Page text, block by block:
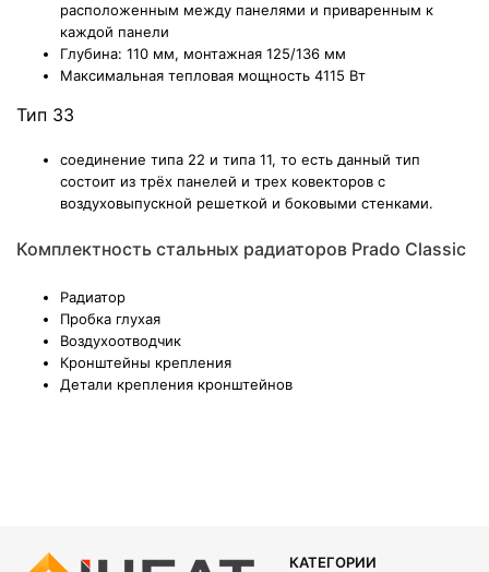
расположенным между панелями и приваренным к
каждой панели
Глубина: 110 мм, монтажная 125/136 мм
Максимальная тепловая мощность 4115 Вт
Тип 33
соединение типа 22 и типа 11, то есть данный тип
состоит из трёх панелей и трех ковекторов с
воздуховыпускной решеткой и боковыми стенками.
Комплектность стальных радиаторов Prado Classic
Радиатор
Пробка глухая
Воздухоотводчик
Кронштейны крепления
Детали крепления кронштейнов
КАТЕГОРИИ